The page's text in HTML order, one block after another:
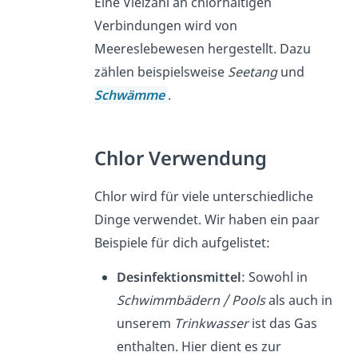
Verbindungen wird von
Meereslebewesen hergestellt. Dazu
zählen beispielsweiseSeetangund
Schwämme.
Chlor Verwendung
Chlor wird für viele unterschiedliche
Dinge verwendet. Wir haben ein paar
Beispiele für dich aufgelistet:
Desinfektionsmittel: Sowohl in
Schwimmbädern / Poolsals auch in
unserem Trinkwasserist das Gas
enthalten. Hier dient es zur